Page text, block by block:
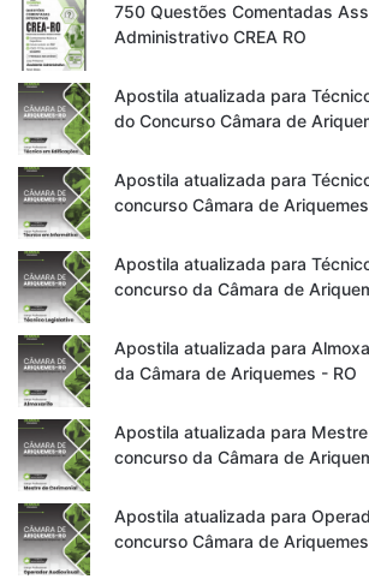
750 Questões Comentadas
Administrativo CREA RO
Apostila atualizada para
do Concurso Câmara de
Apostila atualizada para
concurso Câmara de Ariquemes
Apostila atualizada para
concurso da Câmara de
Apostila atualizada para
da Câmara de Ariquemes - RO
Apostila atualizada para
concurso da Câmara de
Apostila atualizada para
concurso Câmara de Ariquemes